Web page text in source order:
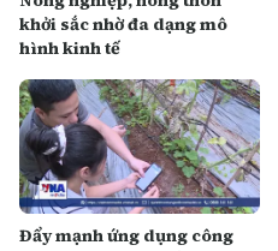
khởi sắc nhờ đa dạng mô
hình kinh tế
Đẩy mạnh ứng dụng công